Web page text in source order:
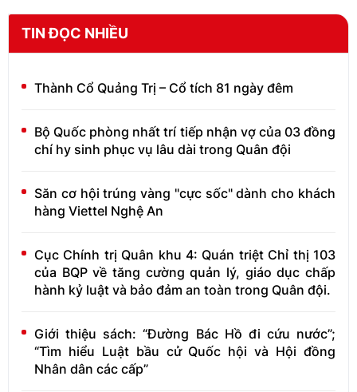
TIN ĐỌC NHIỀU
Thành Cổ Quảng Trị – Cổ tích 81 ngày đêm
Bộ Quốc phòng nhất trí tiếp nhận vợ của 03 đồng
chí hy sinh phục vụ lâu dài trong Quân đội
Săn cơ hội trúng vàng "cực sốc" dành cho khách
hàng Viettel Nghệ An
Cục Chính trị Quân khu 4: Quán triệt Chỉ thị 103
của BQP về tăng cường quản lý, giáo dục chấp
hành kỷ luật và bảo đảm an toàn trong Quân đội.
Giới thiệu sách: “Đường Bác Hồ đi cứu nước”;
“Tìm hiểu Luật bầu cử Quốc hội và Hội đồng
Nhân dân các cấp”